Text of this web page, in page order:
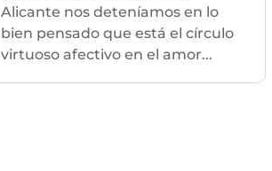
Alicante nos deteníamos en lo
bien pensado que está el círculo
virtuoso afectivo en el amor...